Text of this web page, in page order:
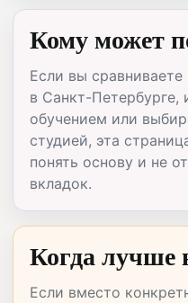
Кому может
Если вы
в Санкт-
обучением или
студией, эта
понять основу и не
вкладок.
Когда лучше
Если вместо